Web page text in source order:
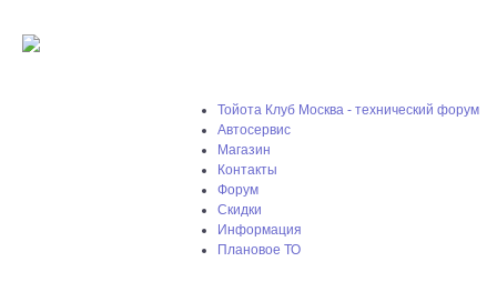
Тойота Клуб Москва - технический форум
Автосервис
Магазин
Контакты
Форум
Скидки
Информация
Плановое ТО